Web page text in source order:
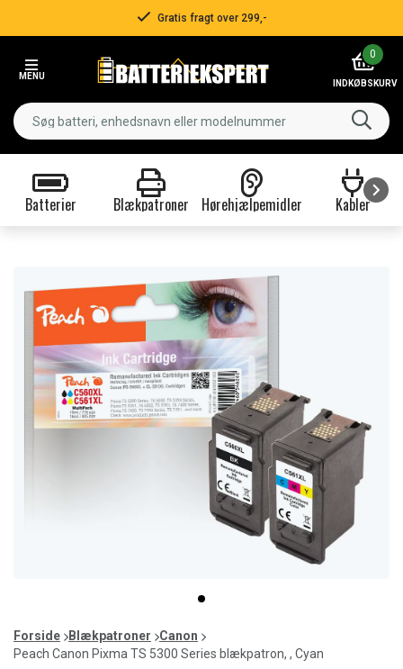
Gratis fragt over 299,-
MENU
0
INDKØBSKURV
Batterier Blækpatroner Hørehjælpemidler Kabler
item
0
of
1
Forside Blækpatroner
Canon
Peach Canon Pixma TS 5300 Series blækpatron, , Cyan